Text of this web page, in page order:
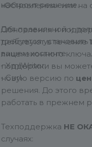
настроит решение.
Для правильной и
требуется
вашем хостинге:
- XmlWriter;
- Curl.
«Обновления» или на
Обновления и
действуют в течение
лицензионного ключа.
поддержки вы
новую версию по
решения. До этого
работать в прежнем
Техподдержка НЕ
случаях: